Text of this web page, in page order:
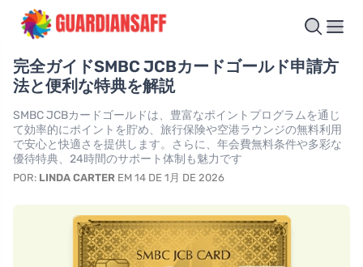
完全ガイドSMBC JCBカードゴールド申請方
法と便利な特典を解説
SMBC JCBカードゴールドは、豊富なポイントプログラムを通じ
て効率的にポイントを貯め、旅行保険や空港ラウンジの無料利用
で安心と快適さを提供します。さらに、年会費無料条件や多彩な
優待特典、24時間のサポート体制も魅力です
POR: LINDA CARTER EM 14 DE 1月 DE 2026